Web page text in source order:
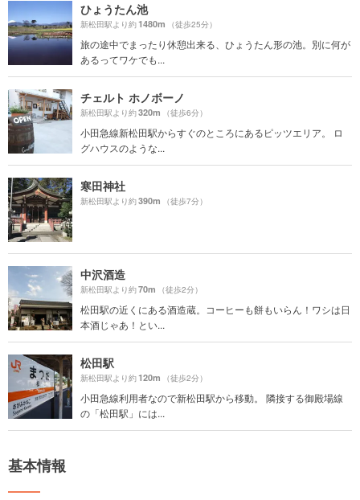
ひょうたん池
新松田駅より約1480m （徒歩25分）
旅の途中でまったり休憩出来る、ひょうたん形の池。別に何が
あるってワケでも...
チェルト ホノボーノ
新松田駅より約320m （徒歩6分）
小田急線新松田駅からすぐのところにあるピッツエリア。 ロ
グハウスのような...
寒田神社
新松田駅より約390m （徒歩7分）
中沢酒造
新松田駅より約70m （徒歩2分）
松田駅の近くにある酒造蔵。コーヒーも餅もいらん！ワシは日
本酒じゃあ！とい...
松田駅
新松田駅より約120m （徒歩2分）
小田急線利用者なので新松田駅から移動。 隣接する御殿場線
の「松田駅」には...
基本情報